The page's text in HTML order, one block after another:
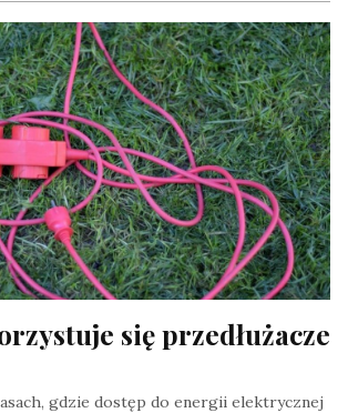
się przedłużacze
gdzie dostęp do energii elektrycznej